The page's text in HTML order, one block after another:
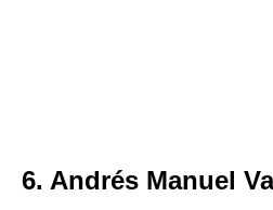
6. Andrés Manuel